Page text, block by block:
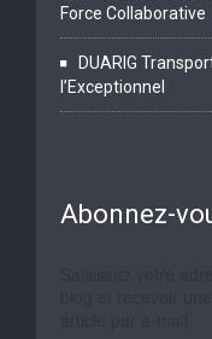
Force Collaborative
DUARIG
l’Exceptionnel
Abonnez-